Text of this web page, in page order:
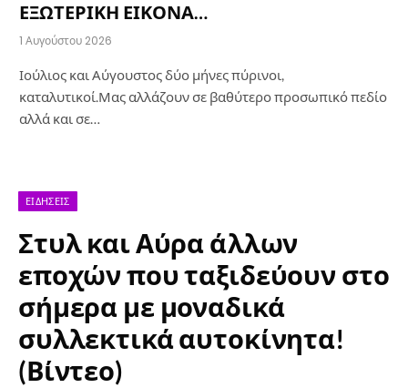
ΕΞΩΤΕΡΙΚΗ ΕΙΚΟΝΑ…
1 Αυγούστου 2026
Ιούλιος και Αύγουστος δύο μήνες πύρινοι,
καταλυτικοί.Μας αλλάζουν σε βαθύτερο προσωπικό πεδίο
αλλά και σε…
ΕΙΔΉΣΕΙΣ
Στυλ και Αύρα άλλων
εποχών που ταξιδεύουν στο
σήμερα με μοναδικά
συλλεκτικά αυτοκίνητα!
(Βίντεο)